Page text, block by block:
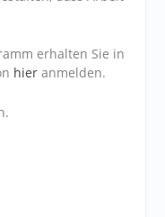
erhalten Sie in
hier anmelden.